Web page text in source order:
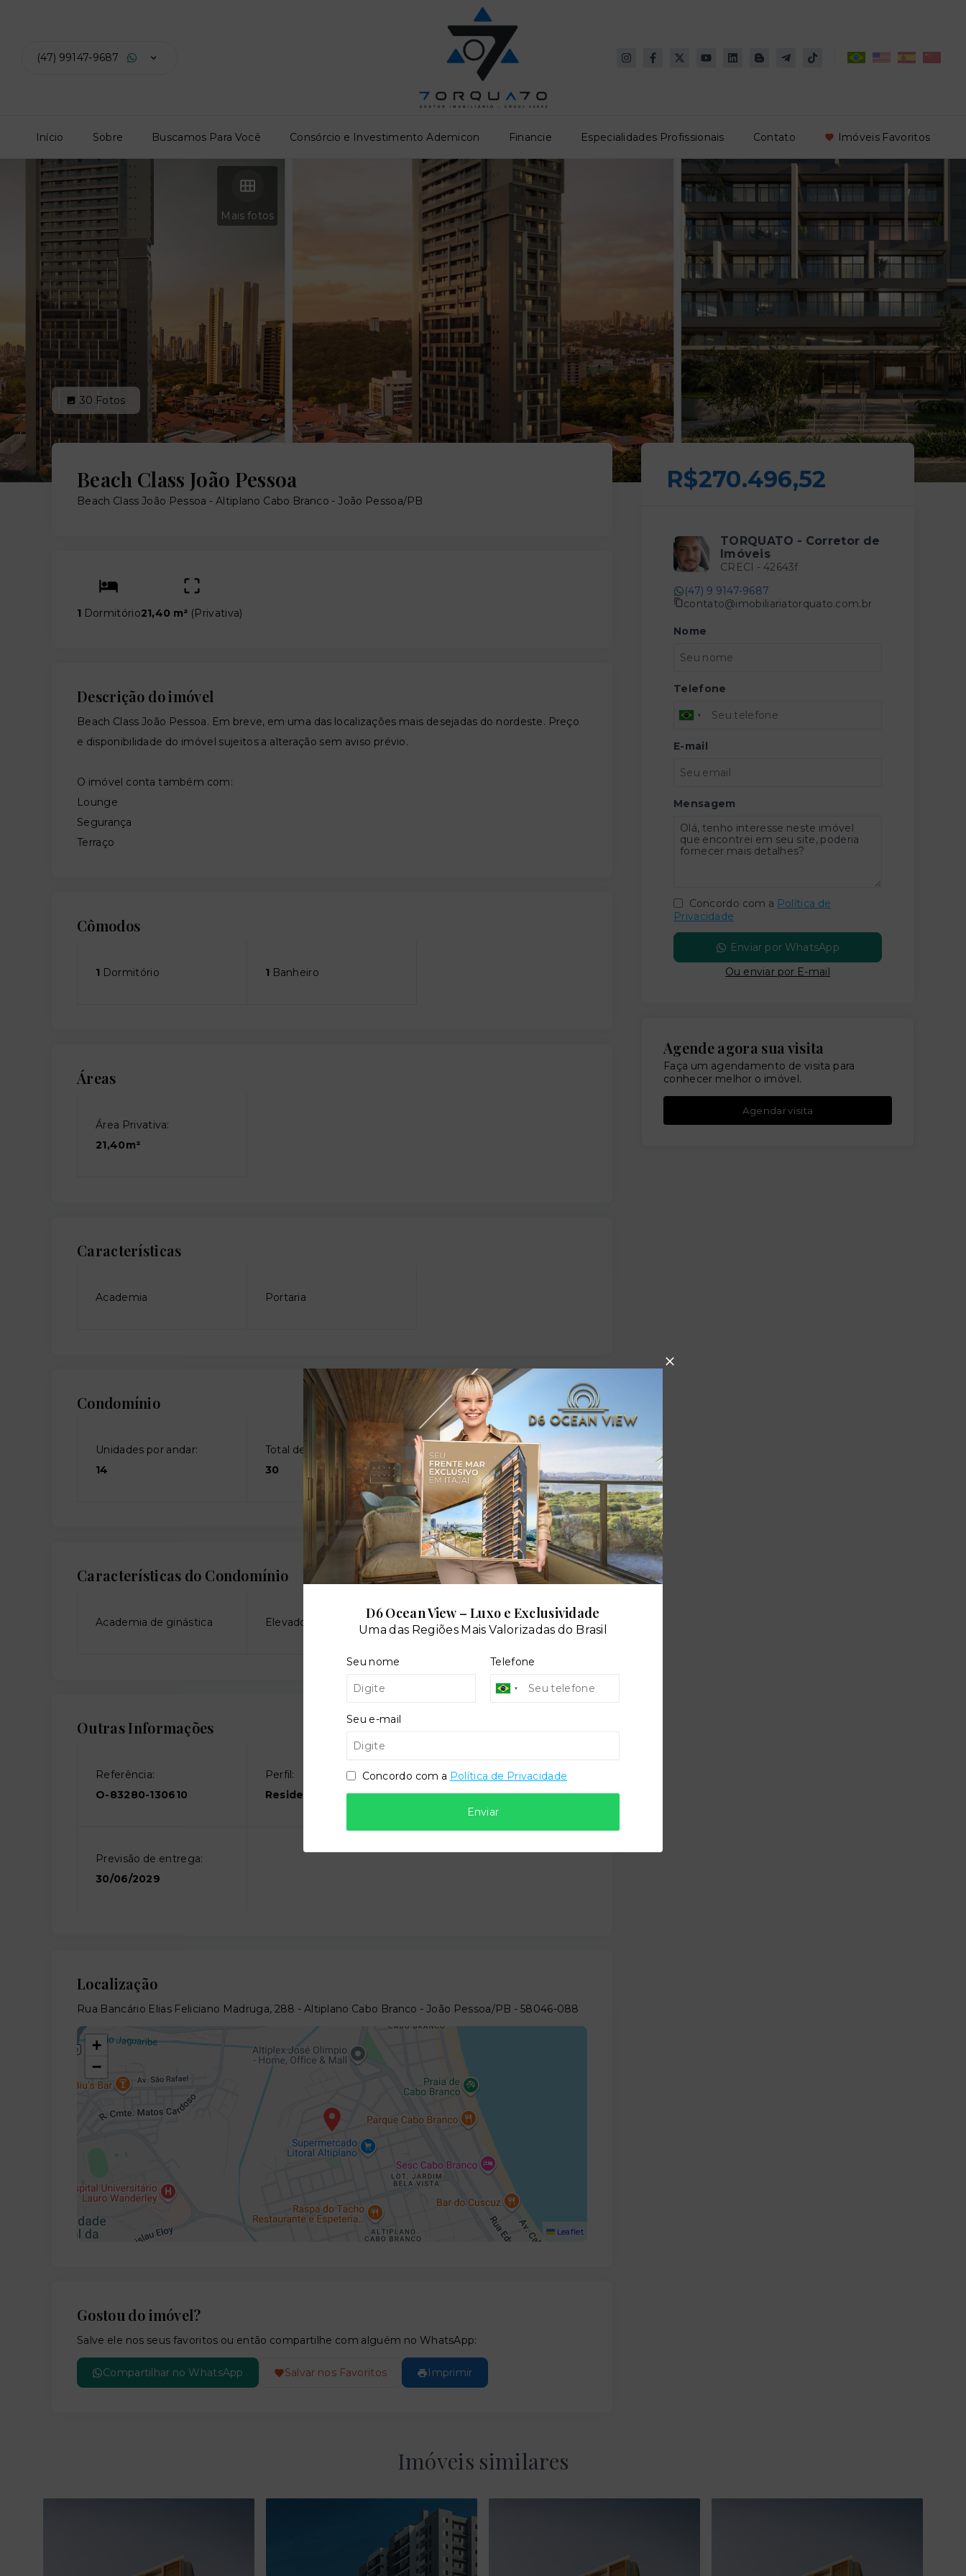
(47) 99147-9687
Início Sobre Buscamos Para Você Consórcio e Investimento Ademicon Financie Especialidades Profissionais Contato Imóveis Favoritos
Mais fotos
30 Fotos
Beach Class João Pessoa
Beach Class João Pessoa -Altiplano Cabo Branco - João Pessoa/PB
1 Dormitório21,40 m² (Privativa)
Descrição do imóvel
Beach Class João Pessoa. Em breve, em uma das localizações mais desejadas do nordeste. Preço
e disponibilidade do imóvel sujeitos a alteração sem aviso prévio.
O imóvel conta também com:
Lounge
Segurança
Terraço
Cômodos
1 Dormitório 1 Banheiro
Áreas
Área Privativa:
21,40m²
Características
Academia Portaria
Condomínio
Unidades por andar:
14
Total de andares:
30
Características do Condomínio
Academia de ginástica Elevador social Salão de festas
Outras Informações
Referência:
O-83280-130610
Perfil:
Residencial
Situação:
Em construção
Previsão de entrega:
30/06/2029
Localização
Rua Bancário Elias Feliciano Madruga, 288 - Altiplano Cabo Branco - João Pessoa/PB - 58046-088
+
−
Leaflet
Gostou do imóvel?
Salve ele nos seus favoritos ou então compartilhe com alguém no WhatsApp:
Compartilhar no WhatsApp Salvar nos Favoritos Imprimir
R$270.496,52
TORQUATO - Corretor de
Imóveis
CRECI - 42643f
(47) 9 9147-9687
contato@imobiliariatorquato.com.br
Nome
Telefone
E-mail
Mensagem
Concordo com a Política de
Privacidade
Enviar por WhatsApp
Ou enviar por E-mail
Agende agora sua visita
Faça um agendamento de visita para
conhecer melhor o imóvel.
Agendar visita
Imóveis similares
D6 Ocean View – Luxo e Exclusividade
Uma das Regiões Mais Valorizadas do Brasil
Seu nome Telefone
Seu e-mail
Concordo com a Política de Privacidade
Enviar